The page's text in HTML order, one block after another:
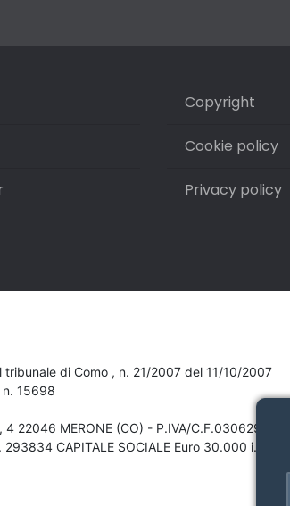
Copyright
Cookie policy
Privacy policy
di Como , n. 21/2007 del 11/10/2007
n. 15698
22046 MERONE (CO) - P.IVA/C.F.03062910132
CAPITALE SOCIALE Euro 30.000 i.v.